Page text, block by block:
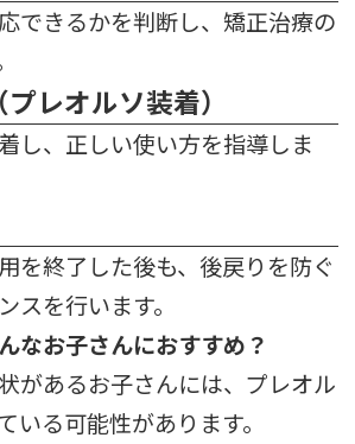
できるかを判断し、矯正治療の
レオルソ装着）
し、正しい使い方を指導しま
を終了した後も、後戻りを防ぐ
スを行います。
なお子さんにおすすめ？
があるお子さんには、プレオル
いる可能性があります。